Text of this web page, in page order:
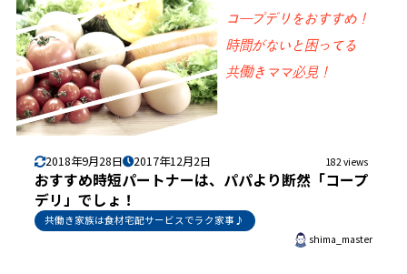
2018年9月28日 2017年12月2日 182 views
おすすめ時短パートナーは、パパより断然「コープ
デリ」でしょ！
共働き家族は食材宅配サービスでラク家事♪
shima_master